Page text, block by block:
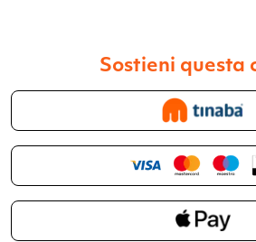
Sostieni questa